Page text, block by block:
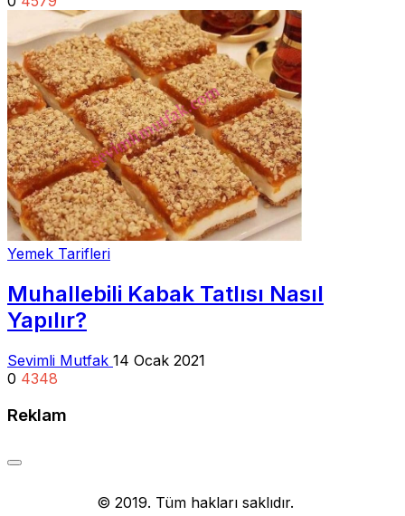
Yemek Tarifleri
Muhallebili Kabak Tatlısı Nasıl
Yapılır?
Sevimli Mutfak 14 Ocak 2021
0 4348
Reklam
© 2019. Tüm hakları saklıdır.